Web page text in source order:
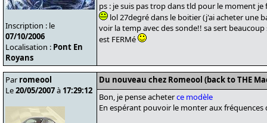
Inscription : le
07/10/2006
Localisation : Pont En
Royans
ps : je suis pas trop dans tld pour le moment
lol 27degré dans le boitier (j'ai acheter une
voir la temp avec des sonde!! sa sert
est FERMé
Par romeool
Le20/05/2007à 17:29:12
Du nouveau chez Romeool (back to THE
Bon, je pense acheterce modèle
En espérant pouvoir le monter aux fréquences